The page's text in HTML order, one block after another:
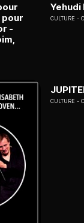
pour
-
Yehudi
CULTURE
CULTURE